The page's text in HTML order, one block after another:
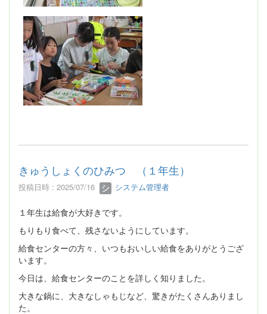
きゅうしょくのひみつ （１年生）
投稿日時 : 2025/07/16 システム管理者
１年生は給食が大好きです。
もりもり食べて、残さないようにしています。
給食センターの方々、いつもおいしい給食をありがとうござ
います。
今日は、給食センターのことを詳しく知りました。
大きな鍋に、大きなしゃもじなど、驚きがたくさんありまし
た。